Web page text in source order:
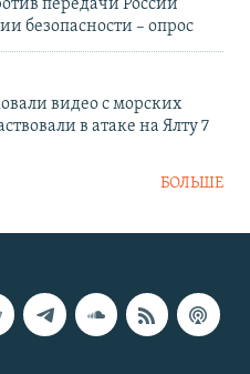
передачи России
безопасности – опрос
видео с морских
в атаке на Ялту 7
БОЛЬШЕ